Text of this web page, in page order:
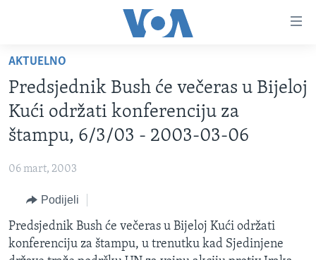
glavni
sadržaj
Pređi
na
glavnu
Idi
pretragu
TV PROGRAM
VIDEO
FOTOGRAFIJE DANA
SJEDINJENE AMERIČKE DRŽAVE
BOSNA I HERCEGOVINA
SVIJET
NAUKA I TEHNOLOGIJA
SPECIJALNI PROJEKTI
KORUPCIJA
SLOBODA MEDIJA
AKTUELNO
Predsjednik Bush će večeras u Bijeloj
Kući održati konferenciju za
štampu, 6/3/03 - 2003-03-06
06 mart, 2003
Podijeli
Predsjednik Bush će večeras u Bijeloj Kući održati
konferenciju za štampu, u trenutku kad Sjedinjene